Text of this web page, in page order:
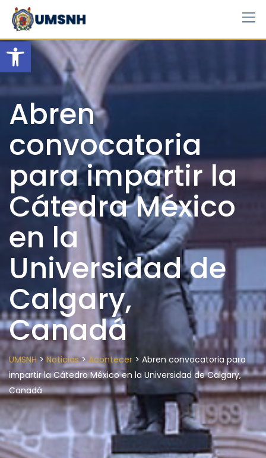
Open toolbar
Skip
content
Abren
convocatoria
para impartir la
Cátedra México
en la
Universidad de
Calgary,
Canadá
UMSNH> Noticias>Acontecer > Abren convocatoria para
impartir la Cátedra México en la Universidad de Calgary,
Canadá